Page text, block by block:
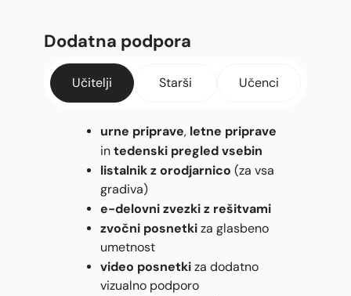
Dodatna podpora
Učitelji Starši Učenci
urne priprave, letne priprave
in tedenski pregled vsebin
listalnik z orodjarnico (za vsa
gradiva)
e-delovni zvezki z rešitvami
zvočni posnetki za glasbeno
umetnost
video posnetki za dodatno
vizualno podporo